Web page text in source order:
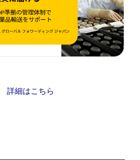
詳細はこちら